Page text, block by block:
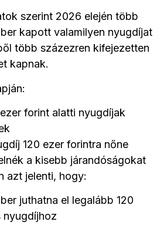
szerint 2026 elején több
kapott valamilyen nyugdíjat
több százezren kifejezetten
kapnak.
forint alatti nyugdíjak
120 ezer forintra nőne
a kisebb járandóságokat
azt jelenti, hogy:
juthatna el legalább 120
nyugdíjhoz